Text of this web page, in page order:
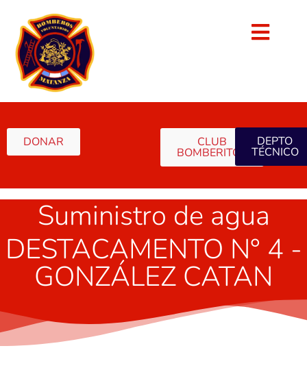
DONAR CLUB
BOMBERITOS
DEPTO
TÉCNICO
Suministro de agua
DESTACAMENTO N° 4 -
GONZÁLEZ CATAN